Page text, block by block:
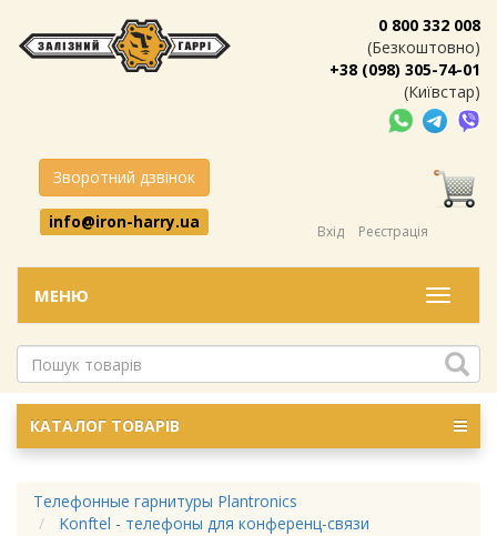
0 800 332 008
(Безкоштовно)
+38 (098) 305-74-01
(Київстар)
Зворотний дзвінок
info@iron-harry.ua
Вхід Реєстрація
Меню
МЕНЮ
КАТАЛОГ ТОВАРІВ
Телефонные гарнитуры Plantronics
Konftel - телефоны для конференц-связи